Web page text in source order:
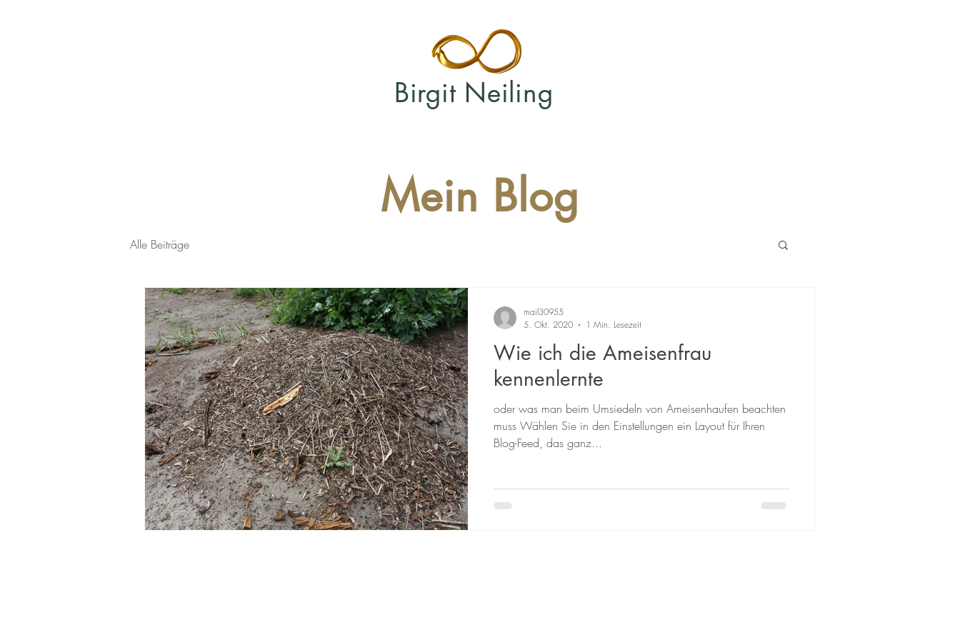
Birgit Neiling
Alle Beiträge
Wie ich die Ameisenfrau
kennenlernte
oder was man beim Umsiedeln von Ameisenhaufen beachten
muss Wählen Sie in den Einstellungen ein Layout für Ihren
Blog-Feed, das ganz...
mail30955
5. Okt. 2020
1 Min. Lesezeit
Mein Blog